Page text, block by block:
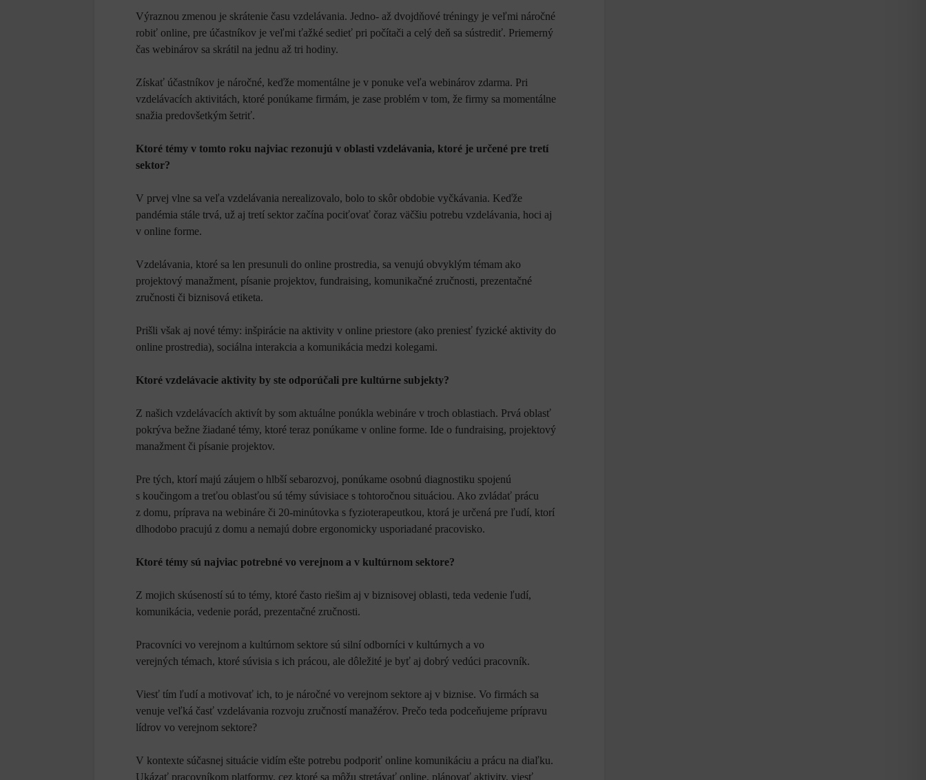
Výraznou zmenou je skrátenie času vzdelávania. Jedno- až dvojdňové tréningy je veľmi náročné
robiť online, pre účastníkov je veľmi ťažké sedieť pri počítači a celý deň sa sústrediť. Priemerný
čas webinárov sa skrátil na jednu až tri hodiny.
Získať účastníkov je náročné, keďže momentálne je v ponuke veľa webinárov zdarma. Pri
vzdelávacích aktivitách, ktoré ponúkame firmám, je zase problém v tom, že firmy sa momentálne
snažia predovšetkým šetriť.
Ktoré témy v tomto roku najviac rezonujú v oblasti vzdelávania, ktoré je určené pre tretí
sektor?
V prvej vlne sa veľa vzdelávania nerealizovalo, bolo to skôr obdobie vyčkávania. Keďže
pandémia stále trvá, už aj tretí sektor začína pociťovať čoraz väčšiu potrebu vzdelávania, hoci aj
v online forme.
Vzdelávania, ktoré sa len presunuli do online prostredia, sa venujú obvyklým témam ako
projektový manažment, písanie projektov, fundraising, komunikačné zručnosti, prezentačné
zručnosti či biznisová etiketa.
Prišli však aj nové témy: inšpirácie na aktivity v online priestore (ako preniesť fyzické aktivity do
online prostredia), sociálna interakcia a komunikácia medzi kolegami.
Ktoré vzdelávacie aktivity by ste odporúčali pre kultúrne subjekty?
Z našich vzdelávacích aktivít by som aktuálne ponúkla webináre v troch oblastiach. Prvá oblasť
pokrýva bežne žiadané témy, ktoré teraz ponúkame v online forme. Ide o fundraising, projektový
manažment či písanie projektov.
Pre tých, ktorí majú záujem o hlbší sebarozvoj, ponúkame osobnú diagnostiku spojenú
s koučingom a treťou oblasťou sú témy súvisiace s tohtoročnou situáciou. Ako zvládať prácu
z domu, príprava na webináre či 20-minútovka s fyzioterapeutkou, ktorá je určená pre ľudí, ktorí
dlhodobo pracujú z domu a nemajú dobre ergonomicky usporiadané pracovisko.
Ktoré témy sú najviac potrebné vo verejnom a v kultúrnom sektore?
Z mojich skúseností sú to témy, ktoré často riešim aj v biznisovej oblasti, teda vedenie ľudí,
komunikácia, vedenie porád, prezentačné zručnosti.
Pracovníci vo verejnom a kultúrnom sektore sú silní odborníci v kultúrnych a vo
verejných témach, ktoré súvisia s ich prácou, ale dôležité je byť aj dobrý vedúci pracovník.
Viesť tím ľudí a motivovať ich, to je náročné vo verejnom sektore aj v biznise. Vo firmách sa
venuje veľká časť vzdelávania rozvoju zručností manažérov. Prečo teda podceňujeme prípravu
lídrov vo verejnom sektore?
V kontexte súčasnej situácie vidím ešte potrebu podporiť online komunikáciu a prácu na diaľku.
Ukázať pracovníkom platformy, cez ktoré sa môžu stretávať online, plánovať aktivity, viesť